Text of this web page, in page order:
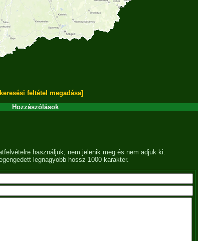
feltétel megadása]
Hozzászólások
használjuk, nem jelenik meg és nem adjuk ki.
legnagyobb hossz 1000 karakter.